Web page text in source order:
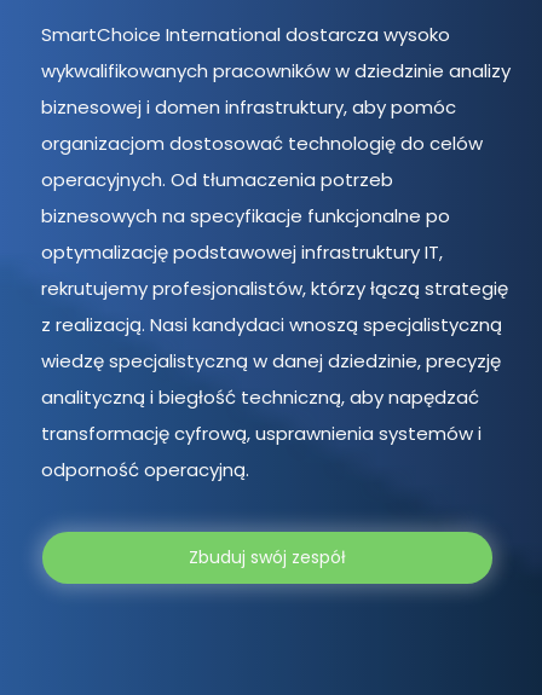
SmartChoice International dostarcza wysoko
wykwalifikowanych pracowników w dziedzinie analizy
biznesowej i domen infrastruktury, aby pomóc
organizacjom dostosować technologię do celów
operacyjnych. Od tłumaczenia potrzeb
biznesowych na specyfikacje funkcjonalne po
optymalizację podstawowej infrastruktury IT,
rekrutujemy profesjonalistów, którzy łączą strategię
z realizacją. Nasi kandydaci wnoszą specjalistyczną
wiedzę specjalistyczną w danej dziedzinie, precyzję
analityczną i biegłość techniczną, aby napędzać
transformację cyfrową, usprawnienia systemów i
odporność operacyjną.
Zbuduj swój zespół